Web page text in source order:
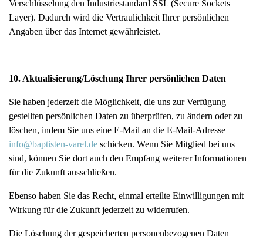
Verschlüsselung den Industriestandard SSL (Secure Sockets
Layer). Dadurch wird die Vertraulichkeit Ihrer persönlichen
Angaben über das Internet gewährleistet.
10. Aktualisierung/Löschung Ihrer persönlichen Daten
Sie haben jederzeit die Möglichkeit, die uns zur Verfügung
gestellten persönlichen Daten zu überprüfen, zu ändern oder zu
löschen, indem Sie uns eine E-Mail an die E-Mail-Adresse
info@baptisten-varel.de schicken. Wenn Sie Mitglied bei uns
sind, können Sie dort auch den Empfang weiterer Informationen
für die Zukunft ausschließen.
Ebenso haben Sie das Recht, einmal erteilte Einwilligungen mit
Wirkung für die Zukunft jederzeit zu widerrufen.
Die Löschung der gespeicherten personenbezogenen Daten